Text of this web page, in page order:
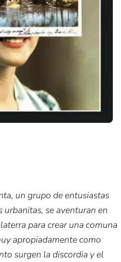
un grupo de entusiastas
se aventuran en
para crear una comuna
apropiadamente como
surgen la discordia y el